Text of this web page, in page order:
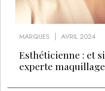
MARQUES AVRIL 2024
Esthéticienne : et
experte